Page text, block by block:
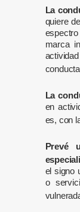
La
quiere
marca
La
en
es, con
Prevé
el signo
o